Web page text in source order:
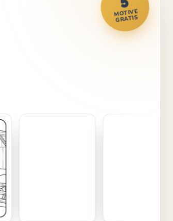
MOTIVE
GRATIS